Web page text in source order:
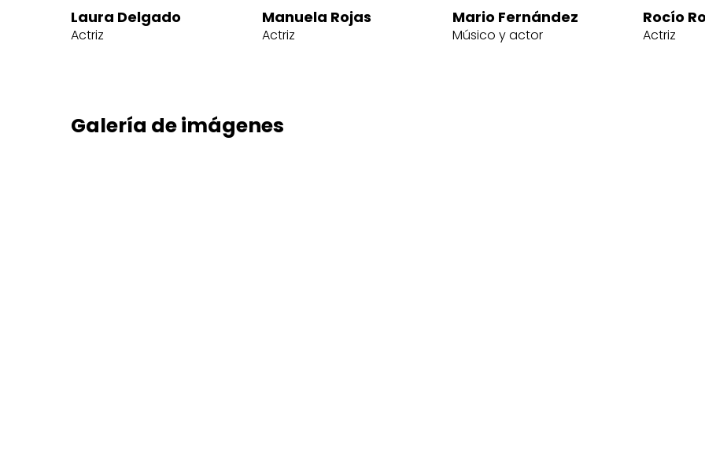
Laura Delgado
Actriz
Manuela Rojas
Actriz
Mario Fernández
Músico y actor
Rocío
Actriz
Galería deimágenes